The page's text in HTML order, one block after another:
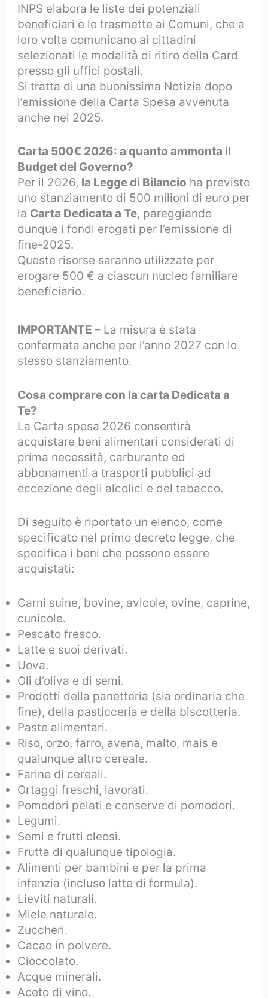
INPS elabora le liste dei potenziali
beneficiari e le trasmette ai Comuni, che a
loro volta comunicano ai cittadini
selezionati le modalità di ritiro della Card
presso gli uffici postali.
Si tratta di una buonissima Notizia dopo
l’emissione della Carta Spesa avvenuta
anche nel 2025.
Carta 500€ 2026: a quanto ammonta il
Budget del Governo?
Per il 2026, la Legge di Bilancio ha previsto
uno stanziamento di 500 milioni di euro per
la Carta Dedicata a Te, pareggiando
dunque i fondi erogati per l’emissione di
fine-2025.
Queste risorse saranno utilizzate per
erogare 500 € a ciascun nucleo familiare
beneficiario.
IMPORTANTE – La misura è stata
confermata anche per l’anno 2027 con lo
stesso stanziamento.
Cosa comprare con la carta Dedicata a
Te?
La Carta spesa 2026 consentirà
acquistare beni alimentari considerati di
prima necessità, carburante ed
abbonamenti a trasporti pubblici ad
eccezione degli alcolici e del tabacco.
Di seguito è riportato un elenco, come
specificato nel primo decreto legge, che
specifica i beni che possono essere
acquistati:
Carni suine, bovine, avicole, ovine, caprine,
cunicole.
Pescato fresco.
Latte e suoi derivati.
Uova.
Oli d’oliva e di semi.
Prodotti della panetteria (sia ordinaria che
fine), della pasticceria e della biscotteria.
Paste alimentari.
Riso, orzo, farro, avena, malto, mais e
qualunque altro cereale.
Farine di cereali.
Ortaggi freschi, lavorati.
Pomodori pelati e conserve di pomodori.
Legumi.
Semi e frutti oleosi.
Frutta di qualunque tipologia.
Alimenti per bambini e per la prima
infanzia (incluso latte di formula).
Lieviti naturali.
Miele naturale.
Zuccheri.
Cacao in polvere.
Cioccolato.
Acque minerali.
Aceto di vino.